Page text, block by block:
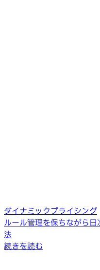
ダイナミックプライシング
ルール管理を保ちながら
法
続きを読む